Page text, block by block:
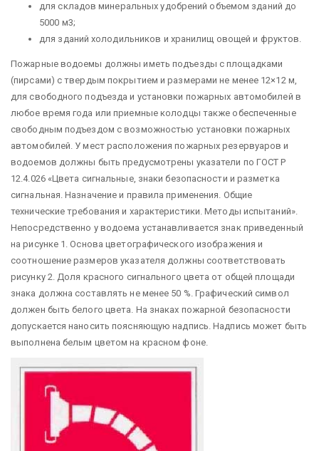
для складов минеральных удобрений объемом зданий до
5000 м3;
для зданий холодильников и хранилищ овощей и фруктов.
Пожарные водоемы должны иметь подъезды с площадками
(пирсами) с твердым покрытием и размерами не менее 12×12 м,
для свободного подъезда и установки пожарных автомобилей в
любое время года или приемные колодцы также обеспеченные
свободным подъездом с возможностью установки пожарных
автомобилей. У мест расположения пожарных резервуаров и
водоемов должны быть предусмотрены указатели по ГОСТ Р
12.4.026 «Цвета сигнальные, знаки безопасности и разметка
сигнальная. Назначение и правила применения. Общие
технические требования и характеристики. Методы испытаний».
Непосредственно у водоема устанавливается знак приведенный
на рисунке 1. Основа цветографического изображения и
соотношение размеров указателя должны соответствовать
рисунку 2. Доля красного сигнального цвета от общей площади
знака должна составлять не менее 50 %. Графический символ
должен быть белого цвета. На знаках пожарной безопасности
допускается наносить поясняющую надпись. Надпись может быть
выполнена белым цветом на красном фоне.